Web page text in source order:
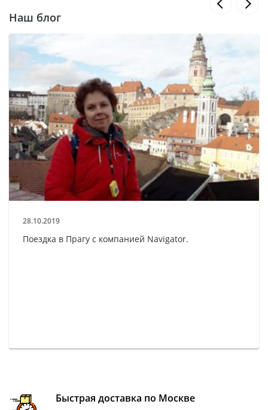
Наш блог
28.10.2019
Поездка в Прагу с компанией Navigator.
Быстрая доставка по Москве